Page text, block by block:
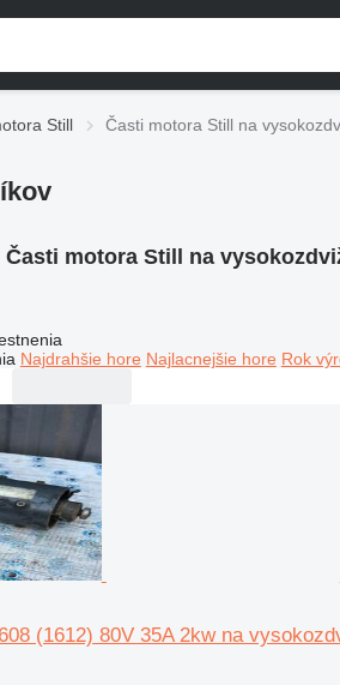
Still Časti motora Still na
Časti motora Still na
Najdrahšie hore Najlacnejšie hore Rok
(1612) 80V 35A 2kw na